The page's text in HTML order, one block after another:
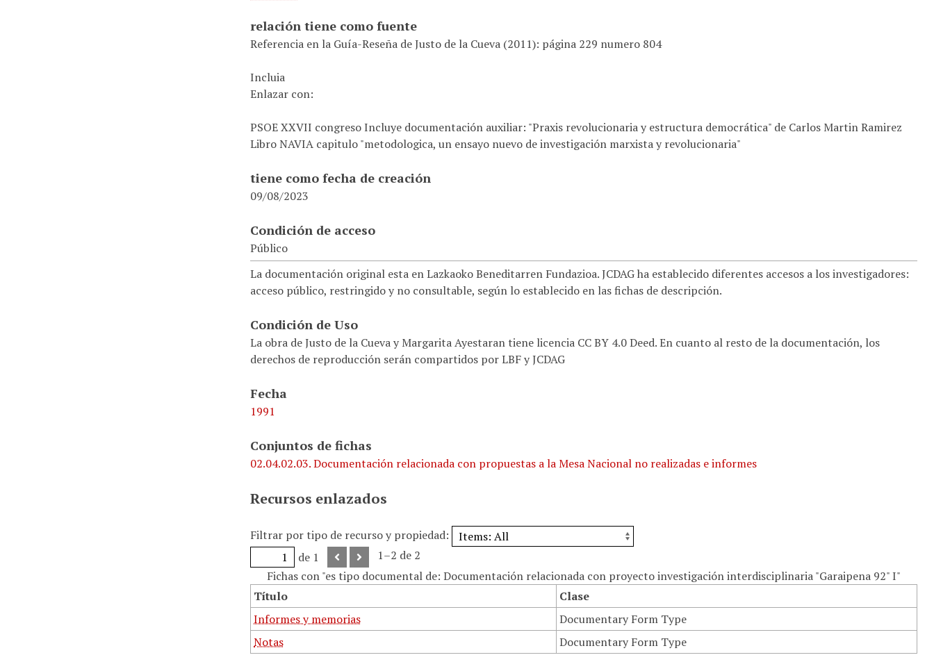
relación tiene como fuente
Referencia en la Guía-Reseña de Justo de la Cueva (2011): página 229 numero 804
Incluia
Enlazar con:
PSOE XXVII congreso Incluye documentación auxiliar: "Praxis revolucionaria y estructura democrática" de Carlos Martin Ramirez
Libro NAVIA capitulo "metodologica, un ensayo nuevo de investigación marxista y revolucionaria"
tiene como fecha de creación
09/08/2023
Condición de acceso
Público
La documentación original esta en Lazkaoko Beneditarren Fundazioa. JCDAG ha establecido diferentes accesos a los investigadores:
acceso público, restringido y no consultable, según lo establecido en las fichas de descripción.
Condición de Uso
La obra de Justo de la Cueva y Margarita Ayestaran tiene licencia CC BY 4.0 Deed. En cuanto al resto de la documentación, los
derechos de reproducción serán compartidos por LBF y JCDAG
Fecha
1991
Conjuntos de fichas
02.04.02.03. Documentación relacionada con propuestas a la Mesa Nacional no realizadas e informes
Recursos enlazados
Filtrar por tipo de recurso y propiedad:
de 1
1–2 de 2
Fichas con "es tipo documental de: Documentación relacionada con proyecto investigación interdisciplinaria "Garaipena 92" I"
Título
Clase
Informes y memorias
Documentary Form Type
Notas
Documentary Form Type